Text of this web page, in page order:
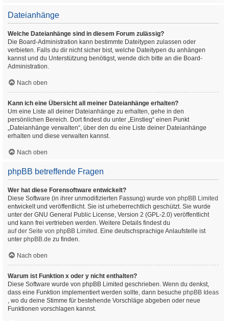
Dateianhänge
Welche Dateianhänge sind in diesem Forum zulässig?
Die Board-Administration kann bestimmte Dateitypen zulassen oder
verbieten. Falls du dir nicht sicher bist, welche Dateitypen du anhängen
kannst und du Unterstützung benötigst, wende dich bitte an die Board-
Administration.
Nach oben
Kann ich eine Übersicht all meiner Dateianhänge erhalten?
Um eine Liste all deiner Dateianhänge zu erhalten, gehe in den
persönlichen Bereich. Dort findest du unter „Einstieg“ einen Punkt
„Dateianhänge verwalten“, über den du eine Liste deiner Dateianhänge
erhalten und diese verwalten kannst.
Nach oben
phpBB betreffende Fragen
Wer hat diese Forensoftware entwickelt?
Diese Software (in ihrer unmodifizierten Fassung) wurde von phpBB Limited
entwickelt und veröffentlicht. Sie ist urheberrechtlich geschützt. Sie wurde
unter der GNU General Public License, Version 2 (GPL-2.0) veröffentlicht
und kann frei vertrieben werden. Weitere Details findest du
auf der Seite von phpBB Limited . Eine deutschsprachige Anlaufstelle ist
unter phpBB.de zu finden.
Nach oben
Warum ist Funktion x oder y nicht enthalten?
Diese Software wurde von phpBB Limited geschrieben. Wenn du denkst,
dass eine Funktion implementiert werden sollte, dann besuche phpBB Ideas
, wo du deine Stimme für bestehende Vorschläge abgeben oder neue
Funktionen vorschlagen kannst.